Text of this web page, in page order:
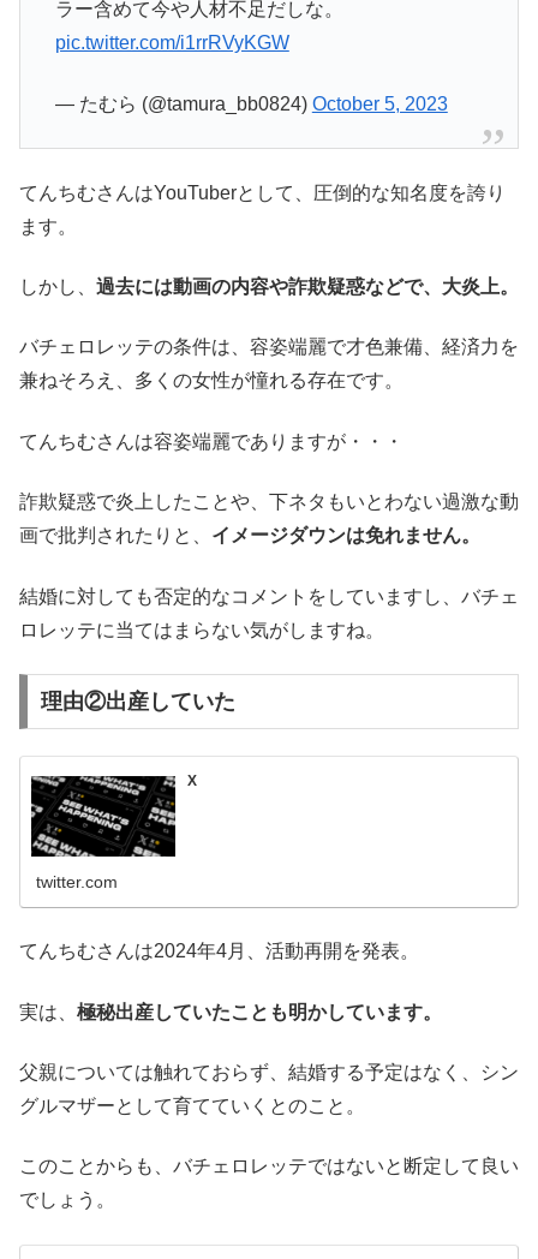
ラー含めて今や人材不足だしな。
pic.twitter.com/i1rrRVyKGW
— たむら (@tamura_bb0824) October 5, 2023
てんちむさんはYouTuberとして、圧倒的な知名度を誇り
ます。
しかし、 過去には動画の内容や詐欺疑惑などで、大炎上。
バチェロレッテの条件は、容姿端麗で才色兼備、経済力を
兼ねそろえ、多くの女性が憧れる存在です。
てんちむさんは容姿端麗でありますが・・・
詐欺疑惑で炎上したことや、下ネタもいとわない過激な動
画で批判されたりと、 イメージダウンは免れません。
結婚に対しても否定的なコメントをしていますし、バチェ
ロレッテに当てはまらない気がしますね。
理由②出産していた
X
twitter.com
てんちむさんは2024年4月、活動再開を発表。
実は、 極秘出産していたことも明かしています。
父親については触れておらず、結婚する予定はなく、シン
グルマザーとして育てていくとのこと。
このことからも、バチェロレッテではないと断定して良い
でしょう。